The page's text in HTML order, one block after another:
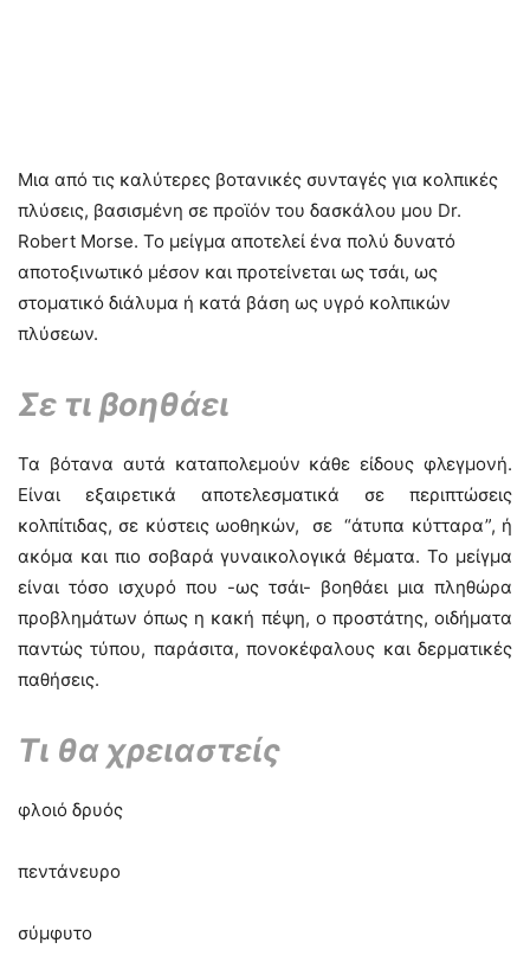
Μια από τις καλύτερες βοτανικές συνταγές για κολπικές
πλύσεις, βασισμένη σε προϊόν του δασκάλου μου Dr.
Robert Morse. Το μείγμα αποτελεί ένα πολύ δυνατό
αποτοξινωτικό μέσον και προτείνεται ως τσάι, ως
στοματικό διάλυμα ή κατά βάση ως υγρό κολπικών
πλύσεων.
Σε τι βοηθάει
Τα βότανα αυτά καταπολεμούν κάθε είδους φλεγμονή.
Είναι εξαιρετικά αποτελεσματικά σε περιπτώσεις
κολπίτιδας, σε κύστεις ωοθηκών, σε “άτυπα κύτταρα”, ή
ακόμα και πιο σοβαρά γυναικολογικά θέματα. Το μείγμα
είναι τόσο ισχυρό που -ως τσάι- βοηθάει μια πληθώρα
προβλημάτων όπως η κακή πέψη, ο προστάτης, οιδήματα
παντώς τύπου, παράσιτα, πονοκέφαλους και δερματικές
παθήσεις.
Τι θα χρειαστείς
φλοιό δρυός
πεντάνευρο
σύμφυτο